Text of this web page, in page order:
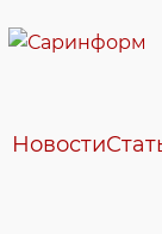
Новости